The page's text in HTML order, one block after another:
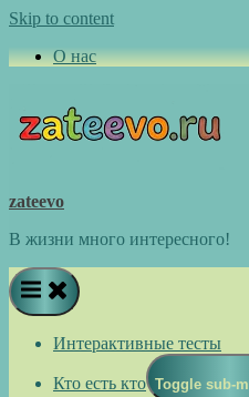
Skip to content
О нас
zateevo
В жизни много интересного!
Интерактивные тесты
Кто есть кто Toggle sub-